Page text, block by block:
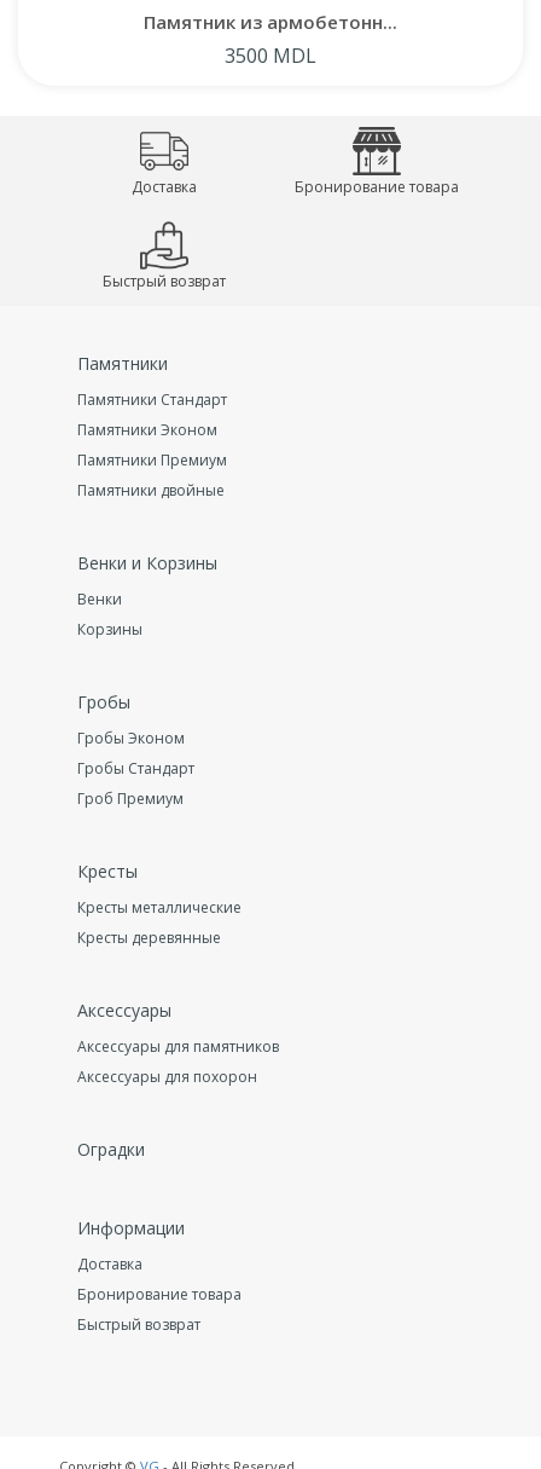
, а такжекупить памятник в Кишинёве
напрямую от производителя. Кроме того, мы
, гарантируя профессиональный подход и
соблюдение всех норм. Выбирая наши
памятники из
армированного бетона
, вы получаете качественное и
ваших близких.
Памятник из армобетонн...
3500 MDL
Доставка Бронирование товара
Быстрый возврат
Памятники
Памятники Стандарт
Памятники Эконом
Памятники Премиум
Памятники двойные
Венки и Корзины
Венки
Корзины
Гробы
Гробы Эконом
Гробы Стандарт
Гроб Премиум
Кресты
Кресты металлические
Кресты деревянные
Аксессуары
Аксессуары для памятников
Аксессуары для похорон
Оградки
Информации
Доставка
Бронирование товара
Быстрый возврат